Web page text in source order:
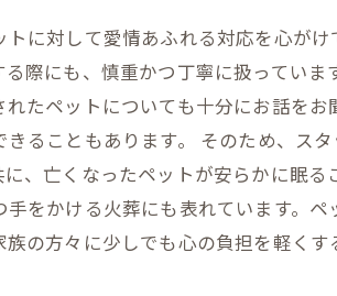
に対して愛情あふれる対応を心が
際にも、慎重かつ丁寧に扱ってい
たペットについても十分にお話を
ることもあります。 そのため、ス
、亡くなったペットが安らかに眠
をかける火葬にも表れています。
の方々に少しでも心の負担を軽くす